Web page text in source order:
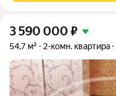
3 590 000 ₽
54,7 м² 2-комн. квартира